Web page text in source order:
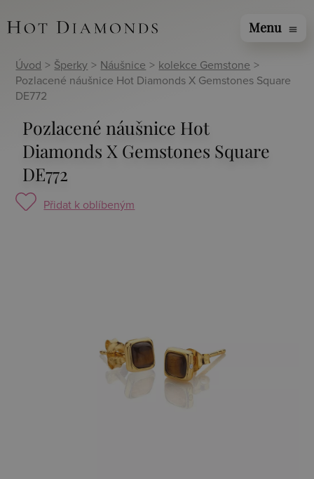
Menu menu
Úvod > Šperky > Náušnice > kolekce Gemstone >
Pozlacené náušnice Hot Diamonds X Gemstones Square
DE772
Pozlacené náušnice Hot
Diamonds X Gemstones Square
DE772
Přidat k oblíbeným